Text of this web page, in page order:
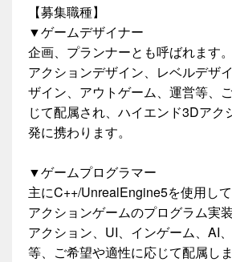
【募集職種】
▼ゲームデザイナー
企画、プランナーとも呼ばれます。
アクションデザイン、レベルデザ
ザイン、アウトゲーム、運営等、
じて配属され、ハイエンド3Dアク
発に携わります。
▼ゲームプログラマー
主にC++/UnrealEngine5を使用し
アクションゲームのプログラム実装
アクション、UI、インゲーム、AI
等、ご希望や適性に応じて配属しま